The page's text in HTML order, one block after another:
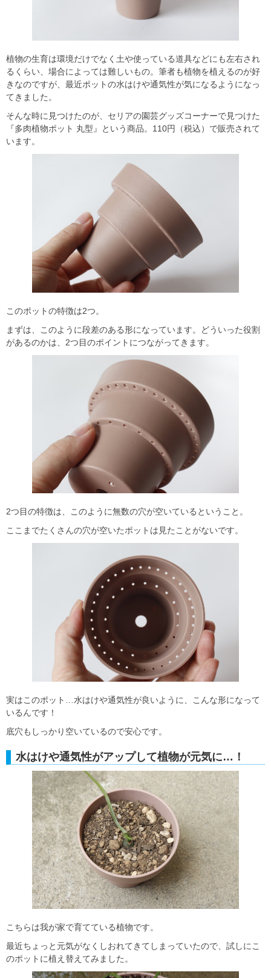
植物の生育は環境だけでなく土や使っている道具などにも左右され
るくらい、場合によっては難しいもの。筆者も植物を植えるのが好
きなのですが、最近ポットの水はけや通気性が気になるようになっ
てきました。
そんな時に見つけたのが、セリアの園芸グッズコーナーで見つけた
『多肉植物ポット 丸型』という商品。110円（税込）で販売されて
います。
このポットの特徴は2つ。
まずは、このように段差のある形になっています。どういった役割
があるのかは、2つ目のポイントにつながってきます。
2つ目の特徴は、このように無数の穴が空いているということ。
ここまでたくさんの穴が空いたポットは見たことがないです。
実はこのポット…水はけや通気性が良いように、こんな形になって
いるんです！
底穴もしっかり空いているので安心です。
水はけや通気性がアップして植物が元気に…！
こちらは我が家で育てている植物です。
最近ちょっと元気がなくしおれてきてしまっていたので、試しにこ
のポットに植え替えてみました。